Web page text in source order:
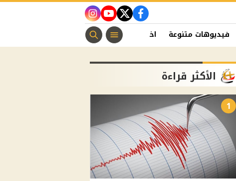
facebook
twitter
youtube
instagram
فيديوهات متنوعة اخبار الفن منوعات مسيحية
الأكثر قراءة
1